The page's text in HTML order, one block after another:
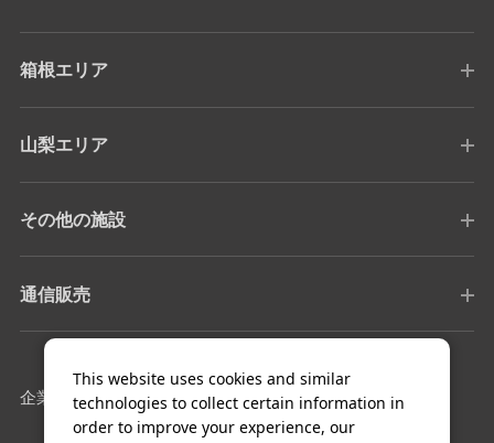
箱根エリア
山梨エリア
その他の施設
通信販売
企業情報 採用情報
This website uses cookies and similar
technologies to collect certain information in
order to improve your experience, our